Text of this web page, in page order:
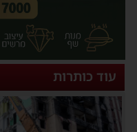
עוד כותרות